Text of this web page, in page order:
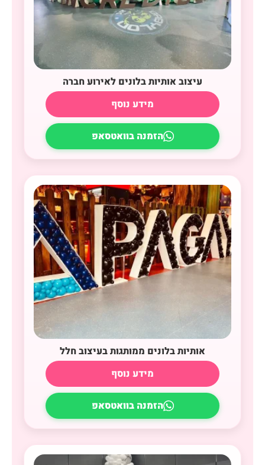
עיצוב אותיות בלונים לאירוע חברה
מידע נוסף
הזמנה בוואטסאפ
אותיות בלונים ממותגות בעיצוב חלל
מידע נוסף
הזמנה בוואטסאפ